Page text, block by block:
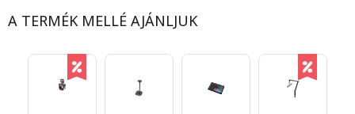
A TERMÉK MELLÉ AJÁNLJUK